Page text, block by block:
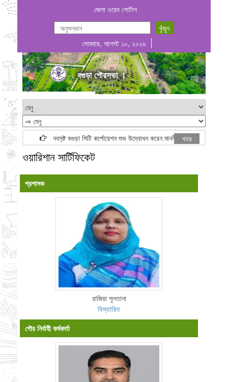
জেলা ওয়েব পোর্টাল
সোমবার, আগস্ট ১০, ২০২৬
বগুড়া পৌরসভা ।
নবসৃষ্ট বগুড়া সিটি কর্পোরেশন শুভ উদ্বোধন করেন মাননীয় প্রধানমন্ত্রী জনাব তারেক
খবর
ওয়ারিশান সার্টিফিকেট
প্রশাসক
রাজিয়া সুলতানা
বিস্তারিত
পৌর নির্বাহী কর্মকর্তা